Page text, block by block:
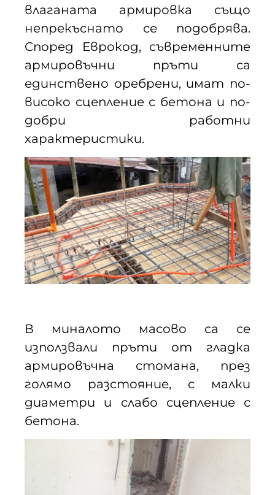
влаганата армировка също
непрекъснато се подобрява.
Според Еврокод, съвременните
армировъчни пръти са
единствено оребрени, имат по-
високо сцепление с бетона и по-
добри работни
характеристики.
В миналото масово са се
използвали пръти от гладка
армировъчна стомана, през
голямо разстояние, с малки
диаметри и слабо сцепление с
бетона.